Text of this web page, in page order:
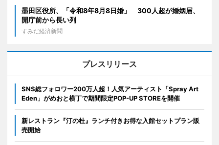
墨田区役所、「令和8年8月8日婚」 300人超が婚姻届、
開庁前から長い列
すみだ経済新聞
プレスリリース
SNS総フォロワー200万人超！人気アーティスト「Spray Art
Eden」がめおと横丁で期間限定POP-UP STOREを開催
新レストラン『汀の杜』ランチ付きお得な入館セットプラン販
売開始